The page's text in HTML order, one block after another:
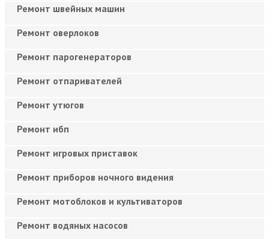
Ремонт швейных машин
Ремонт оверлоков
Ремонт парогенераторов
Ремонт отпаривателей
Ремонт утюгов
Ремонт ибп
Ремонт игровых приставок
Ремонт приборов ночного видения
Ремонт мотоблоков и культиваторов
Ремонт водяных насосов